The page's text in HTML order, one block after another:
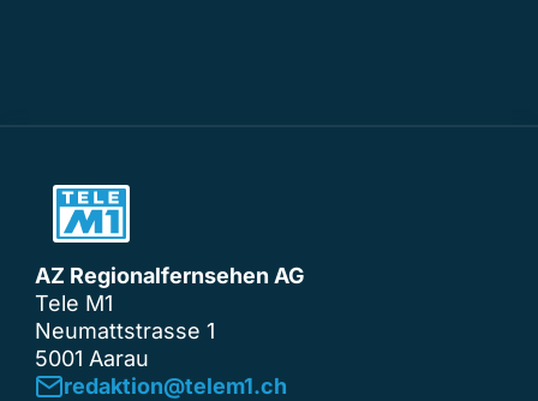
AZ Regionalfernsehen AG
Tele M1
Neumattstrasse 1
5001 Aarau
redaktion@telem1.ch